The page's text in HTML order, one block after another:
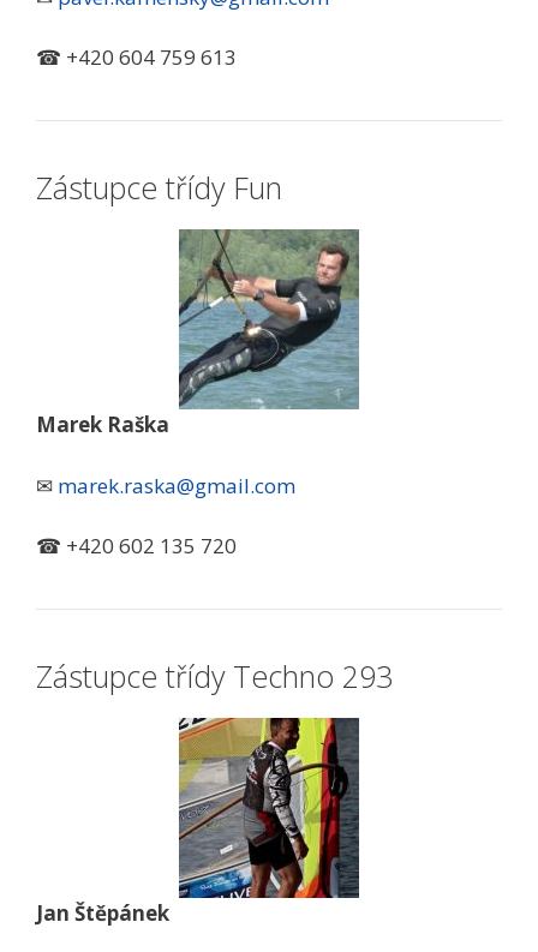
☎ +420 604 759 613
Zástupce třídy Fun
Marek Raška
✉ marek.raska@gmail.com
☎ +420 602 135 720
Zástupce třídy Techno 293
Jan Štěpánek